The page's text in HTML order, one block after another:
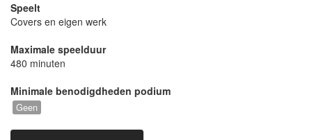
Speelt
Covers en eigen werk
Maximale speelduur
480 minuten
Minimale benodigdheden podium
Geen